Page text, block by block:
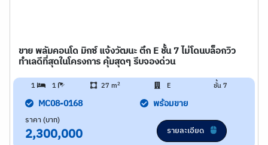
ขาย พลัมคอนโด มิกซ์ แจ้งวัฒนะ ตึก E ชั้น 7 ไม่โดนบล็อกวิว
ทำเลดีที่สุดในโครงการ คุ้มสุดๆ รีบจองด่วน
1 1 27 m2 E ชั้น 7
MC08-0168 พร้อมขาย
ราคา (บาท)
2,300,000 รายละเอียด